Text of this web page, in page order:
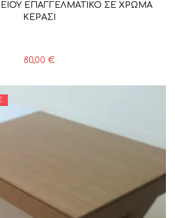
ΕΠΑΓΓΕΛΜΑΤΙΚΟ ΣΕ ΧΡΩΜΑ
ΚΕΡΑΣΙ
80,00 €